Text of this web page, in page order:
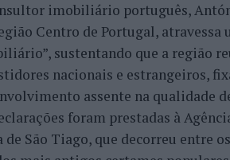
imobiliário português,
Centro de Portugal,
sustentando que a região
nacionais e estrangeiros,
assente na qualidade
foram prestadas à
de São Tiago, que decorreu entre